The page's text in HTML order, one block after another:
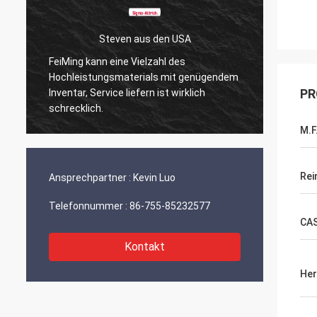
Steven aus den USA
FeiMing kann eine Vielzahl des
Hochleistungsmaterials mit genügendem
Inventar, Service liefern ist wirklich
schrecklich.
ich sie
Ansprechpartner : Kevin Luo
Telefonnummer : 86-755-85232577
Kontakt